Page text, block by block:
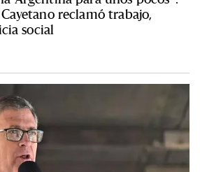
reclamó trabajo,
social